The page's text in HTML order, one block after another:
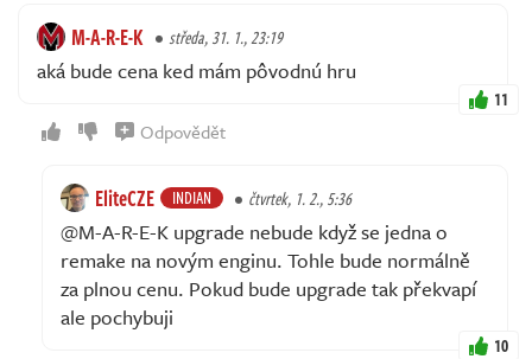
M-A-R-E-K středa, 31. 1., 23:19
aká bude cena ked mám pôvodnú hru
11
Odpovědět
EliteCZE INDIAN čtvrtek, 1. 2., 5:36
@M-A-R-E-K upgrade nebude když se jedna o
remake na novým enginu. Tohle bude normálně
za plnou cenu. Pokud bude upgrade tak překvapí
ale pochybuji
10